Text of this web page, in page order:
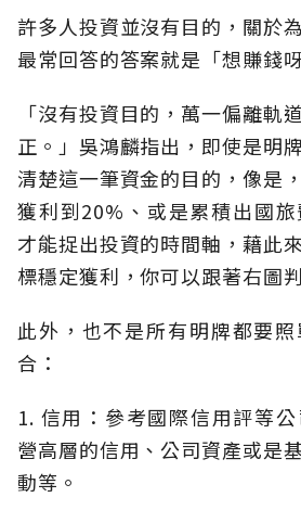
許多人投資並沒有目的，關於
最常回答的答案就是「想賺錢呀
「沒有投資目的，萬一偏離軌
正。」吳鴻麟指出，即使是明
清楚這一筆資金的目的，像是
獲利到20%、或是累積出國旅
才能捉出投資的時間軸，藉此
標穩定獲利，你可以跟著右圖
此外，也不是所有明牌都要
合：
1. 信用：參考國際信用評等
營高層的信用、公司資產或是
動等。